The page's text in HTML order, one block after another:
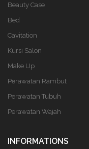
Beauty Case
Bed
Cavitation
Kursi Salon
Make Up
Perawatan Rambut
Perawatan Tubuh
Perawatan Wajah
INFORMATIONS